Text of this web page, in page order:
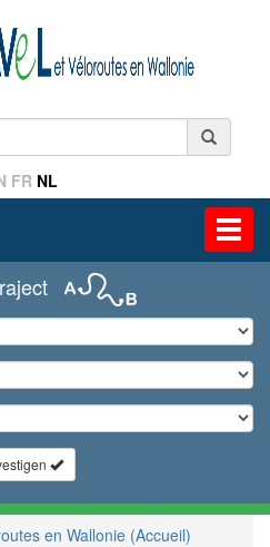
FR NL
en Wallonie (Accueil)